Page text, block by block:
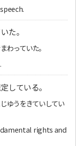
た。
わっていた。
している。
ゆうをきていしてい
rights and